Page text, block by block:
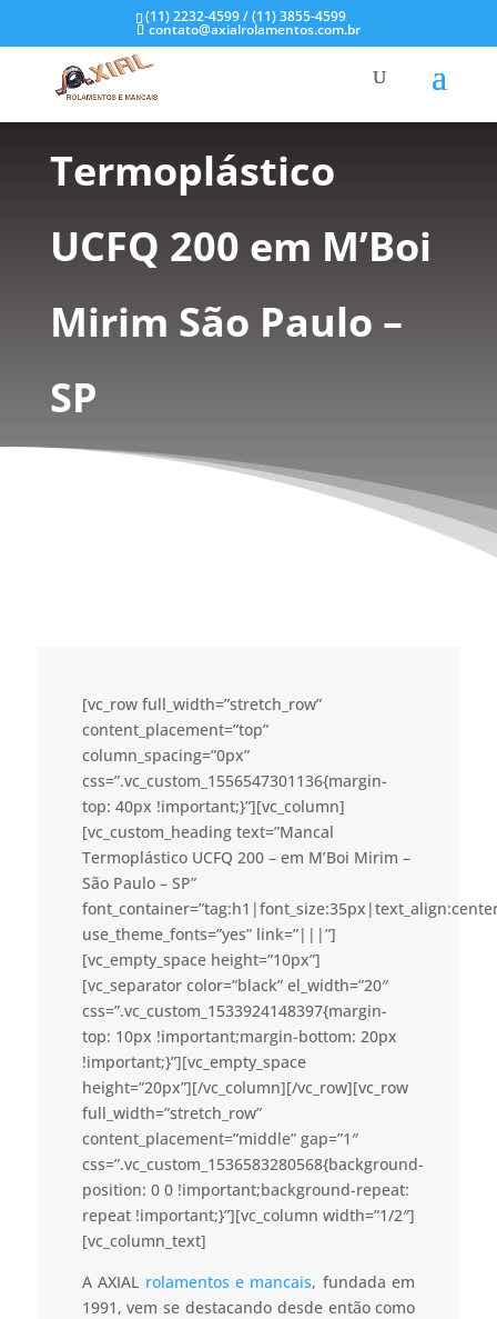
(11) 2232-4599 / (11) 3855-4599
contato@axialrolamentos.com.br
Mancal
Termoplástico
UCFQ 200 em M’Boi
Mirim São Paulo –
SP
[vc_row full_width=”stretch_row”
content_placement=”top”
column_spacing=”0px”
css=”.vc_custom_1556547301136{margin-
top: 40px !important;}”][vc_column]
[vc_custom_heading text=”Mancal
Termoplástico UCFQ 200 – em M’Boi Mirim –
São Paulo – SP”
use_theme_fonts=”yes” link=”|||”]
[vc_empty_space height=”10px”]
[vc_separator color=”black” el_width=”20″
css=”.vc_custom_1533924148397{margin-
top: 10px !important;margin-bottom: 20px
!important;}”][vc_empty_space
height=”20px”][/vc_column][/vc_row][vc_row
full_width=”stretch_row”
content_placement=”middle” gap=”1″
css=”.vc_custom_1536583280568{background-
position: 0 0 !important;background-repeat:
repeat !important;}”][vc_column width=”1/2″]
[vc_column_text]
A AXIAL rolamentos e mancais, fundada em
1991, vem se destacando desde então como